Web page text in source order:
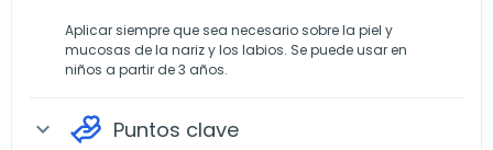
Aplicar siempre que sea necesario sobre la piel y
mucosas de la nariz y los labios. Se puede usar en
niños a partir de 3 años.
expand_more Puntos clave